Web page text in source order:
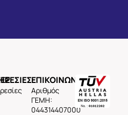
ΕΠΙΚΟΙΝΩΝΙΑ
Aριθμός
ΓΕΜΗ:
044314407000